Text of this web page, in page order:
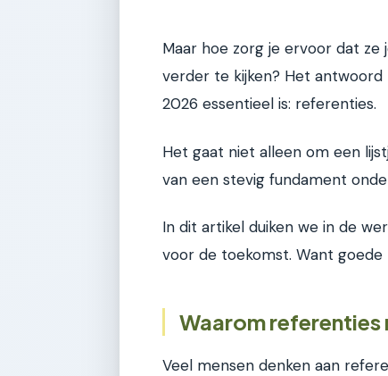
Maar hoe zorg je ervoor dat
verder te kijken? Het antwoord
2026 essentieel is: referenties.
Het gaat niet alleen om een
van een stevig fundament
In dit artikel duiken we in de
voor de toekomst. Want
Waarom referenties
Veel mensen denken aan